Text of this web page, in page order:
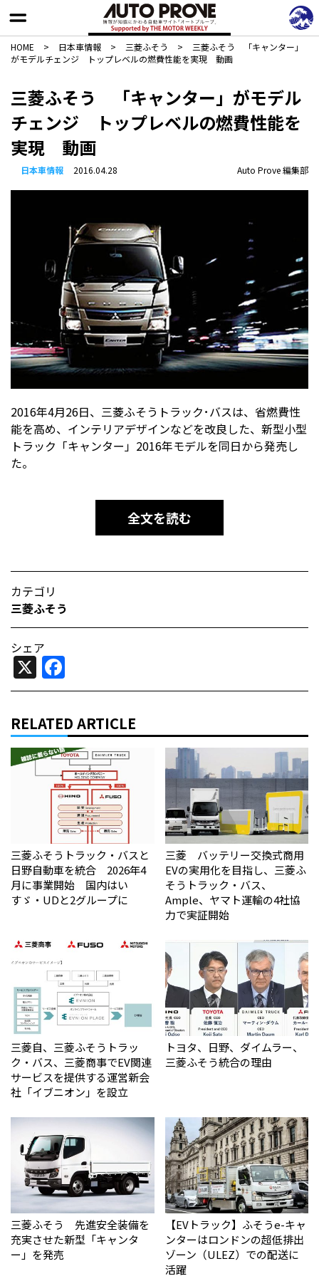
HOME > 日本車情報​ > 三菱ふそう >
三菱ふそう 「キャンター」
がモデルチェンジ トップレベルの燃費性能を実現 動画
三菱ふそう 「キャンター」がモデル
チェンジ トップレベルの燃費性能を
実現 動画
日本車情報​ 2016.04.28 Auto Prove 編集部
2016年4月26日、三菱ふそうトラック･バスは、省燃費性
能を高め、インテリアデザインなどを改良した、新型小型
トラック「キャンター」2016年モデルを同日から発売し
た。
全文を読む
カテゴリ
三菱ふそう
シェア
X
RELATED ARTICLE
三菱ふそうトラック・バスと
日野自動車を統合 2026年4
月に事業開始 国内はい
すゞ・UDと2グループに
三菱 バッテリー交換式商用
EVの実用化を目指し、三菱ふ
そうトラック・バス、
Ample、ヤマト運輸の4社協
力で実証開始
三菱自、三菱ふそうトラッ
ク・バス、三菱商事でEV関連
サービスを提供する運営新会
社「イブニオン」を設立
トヨタ、日野、ダイムラー、
三菱ふそう統合の理由
三菱ふそう 先進安全装備を
充実させた新型「キャンタ
ー」を発売
【EVトラック】ふそうe-キャ
ンターはロンドンの超低排出
ゾーン（ULEZ）での配送に
活躍